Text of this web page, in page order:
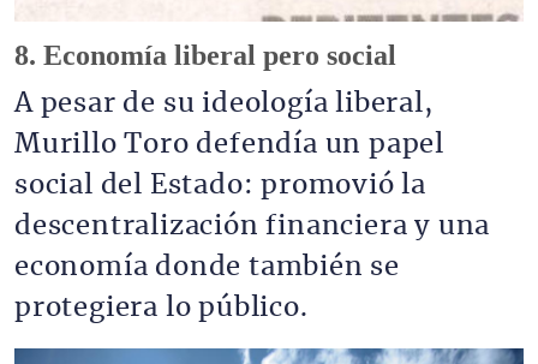
8. Economía liberal pero social
A pesar de su ideología liberal,
Murillo Toro defendía un papel
social del Estado: promovió la
descentralización financiera y una
economía donde también se
protegiera lo público.